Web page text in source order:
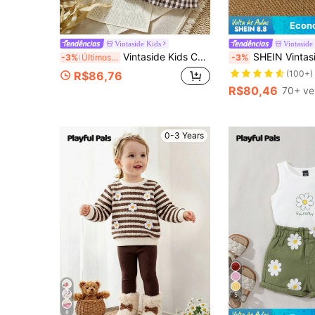
Vintaside Kids
-3% Últimos 2 dias Vintaside Kids Conjunto de 2 peças com Jaqueta de Manga Longa de Cor Sólida e Vestido Regata Xadrez com Laço para Meninas Bebê
R$86,76
Vintaside
-3% SHEIN Vintaside Kids 2 peças/Conjunto, Estilo Casual de Primavera e Verão
(100+)
R$80,46 70+
0-3 Years
8
5